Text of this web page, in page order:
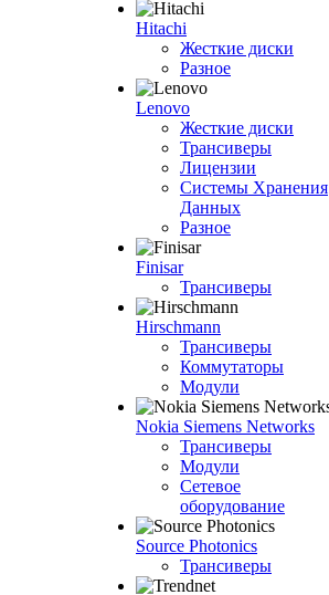
Hitachi
Жесткие диски
Разное
Lenovo
Жесткие диски
Трансиверы
Лицензии
Системы Хранения
Данных
Разное
Finisar
Трансиверы
Hirschmann
Трансиверы
Коммутаторы
Модули
Nokia Siemens Networks
Трансиверы
Модули
Сетевое
оборудование
Source Photonics
Трансиверы